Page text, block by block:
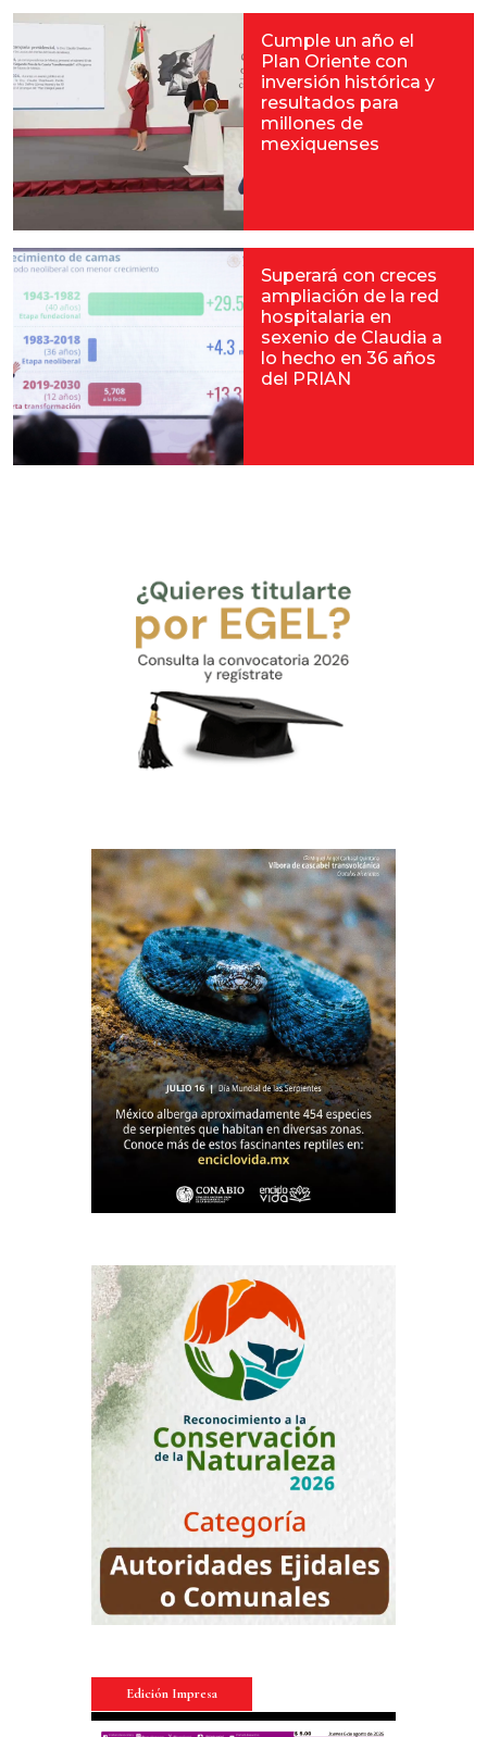
Cumple un año el
Plan Oriente con
inversión histórica y
resultados para
millones de
mexiquenses
Superará con creces
ampliación de la red
hospitalaria en
sexenio de Claudia a
lo hecho en 36 años
del PRIAN
Edición Impresa